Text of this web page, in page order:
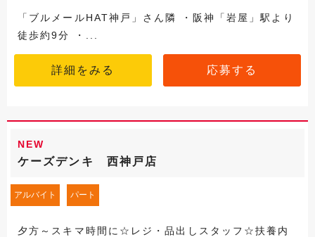
「ブルメールHAT神戸」さん隣 ・阪神「岩屋」駅より
徒歩約9分 ・...
詳細をみる 応募する
NEW
ケーズデンキ 西神戸店
アルバイト パート
夕方～スキマ時間に☆レジ・品出しスタッフ☆扶養内